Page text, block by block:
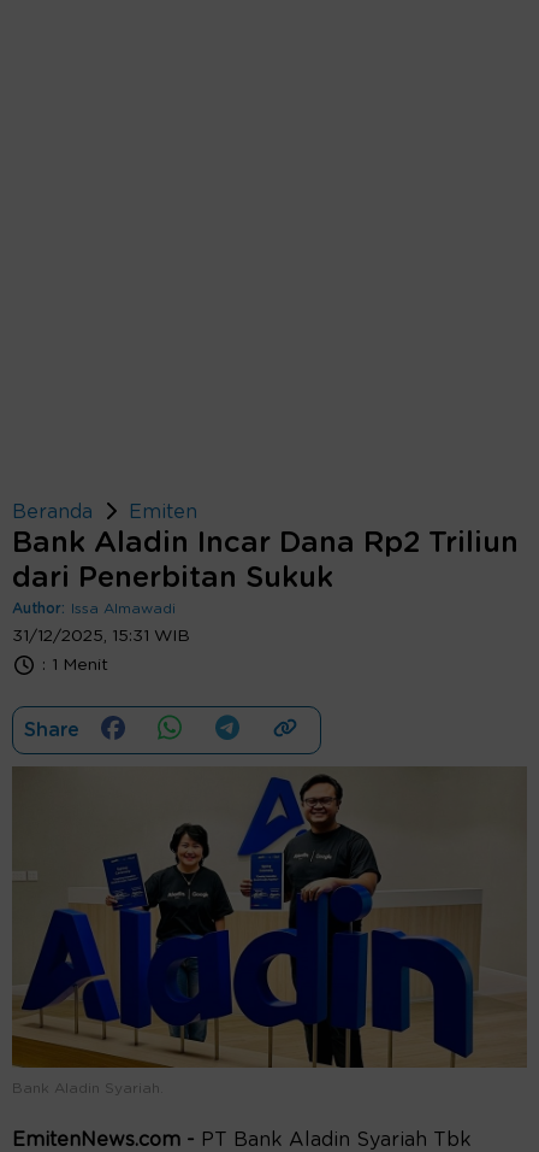
Beranda Emiten
Bank Aladin Incar Dana Rp2 Triliun
dari Penerbitan Sukuk
Author: Issa Almawadi
31/12/2025, 15:31 WIB
: 1 Menit
Share
Bank Aladin Syariah.
EmitenNews.com - PT Bank Aladin Syariah Tbk